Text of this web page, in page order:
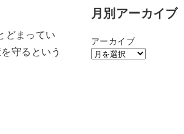
どまってい
守るという
月別アーカイブ
アーカイブ